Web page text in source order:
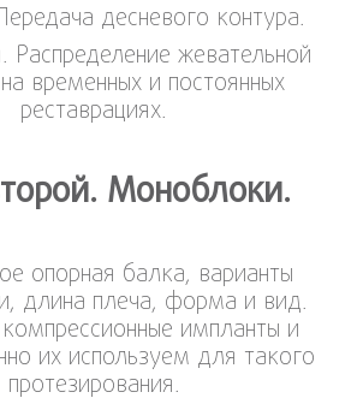
десневого контура.
Распределение жевательной
временных и постоянных
реставрациях.
Моноблоки.
опорная балка, варианты
длина плеча, форма и вид.
импланты и
их используем для такого
протезирования.